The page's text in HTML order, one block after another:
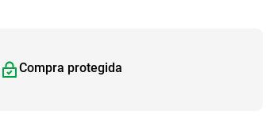
Compra protegida